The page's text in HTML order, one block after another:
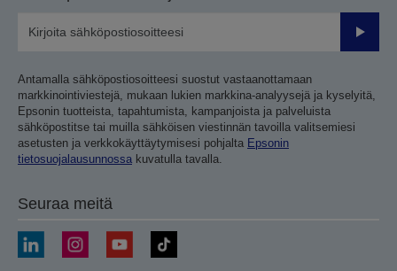
Lähetä
Antamalla sähköpostiosoitteesi suostut vastaanottamaan
markkinointiviestejä, mukaan lukien markkina-analyysejä ja kyselyitä,
Epsonin tuotteista, tapahtumista, kampanjoista ja palveluista
sähköpostitse tai muilla sähköisen viestinnän tavoilla valitsemiesi
asetusten ja verkkokäyttäytymisesi pohjalta Epsonin
tietosuojalausunnossa kuvatulla tavalla.
Seuraa meitä